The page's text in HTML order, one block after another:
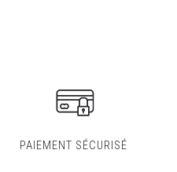
PAIEMENT SÉCURISÉ